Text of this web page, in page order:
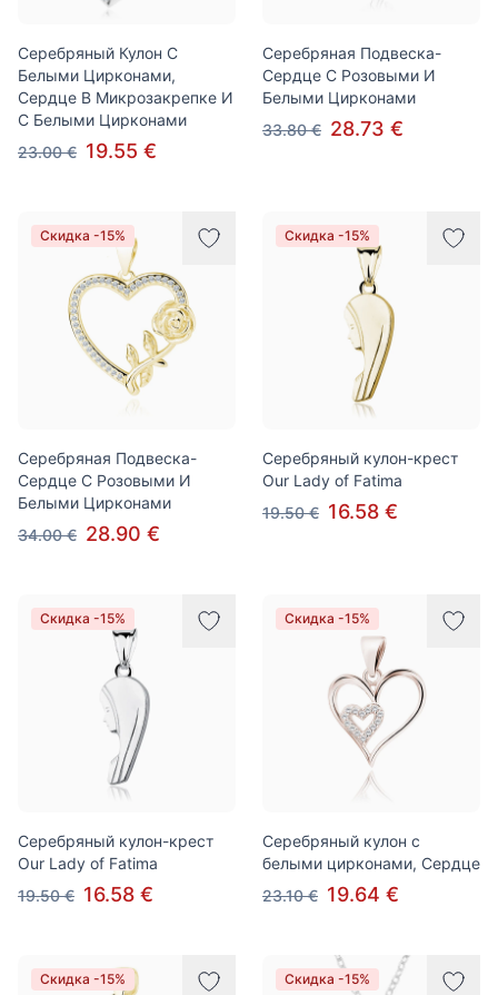
Серебряный Кулон С
Белыми Цирконами,
Сердце В Микрозакрепке И
С Белыми Цирконами
23.00 € 19.55 €
Серебряная Подвеска-
Сердце С Розовыми И
Белыми Цирконами
33.80 € 28.73 €
Скидка -15%
Серебряная Подвеска-
Сердце С Розовыми И
Белыми Цирконами
34.00 € 28.90 €
Скидка -15%
Серебряный кулон-крест
Our Lady of Fatima
19.50 € 16.58 €
Скидка -15%
Серебряный кулон-крест
Our Lady of Fatima
19.50 € 16.58 €
Скидка -15%
Серебряный кулон с
белыми цирконами, Сердце
23.10 € 19.64 €
Скидка -15% Скидка -15%